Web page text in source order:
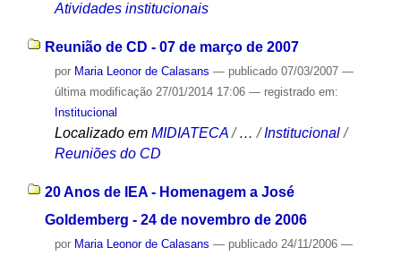
Atividades institucionais
Reunião de CD - 07 de março de 2007
por Maria Leonor de Calasans — publicado07/03/2007 —
última modificação27/01/2014 17:06 — registrado em:
Institucional
Localizado em MIDIATECA /…/Institucional /
Reuniões do CD
20 Anos de IEA - Homenagem a José
Goldemberg - 24 de novembro de 2006
por Maria Leonor de Calasans — publicado24/11/2006 —